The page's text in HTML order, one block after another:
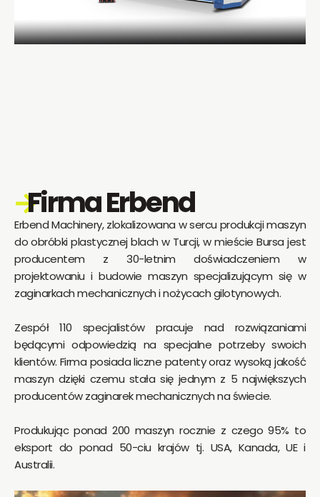
Firma Erbend
Erbend Machinery, zlokalizowana w sercu produkcji maszyn
do obróbki plastycznej blach w Turcji, w mieście Bursa jest
producentem z 30-letnim doświadczeniem w
projektowaniu i budowie maszyn specjalizującym się w
zaginarkach mechanicznych i nożycach gilotynowych.
Zespół 110 specjalistów pracuje nad rozwiązaniami
będącymi odpowiedzią na specjalne potrzeby swoich
klientów. Firma posiada liczne patenty oraz wysoką jakość
maszyn dzięki czemu stała się jednym z 5 największych
producentów zaginarek mechanicznych na świecie.
Produkując ponad 200 maszyn rocznie z czego 95% to
eksport do ponad 50-ciu krajów tj. USA, Kanada, UE i
Australii.